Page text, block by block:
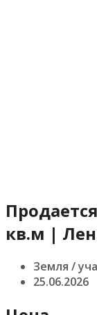
кв.м |
Земля /
25.06.2026